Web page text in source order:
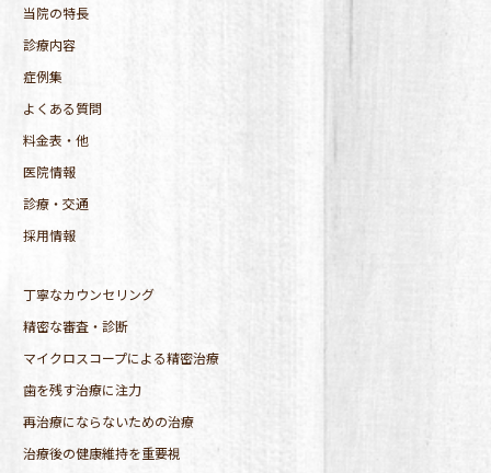
当院の特長
診療内容
症例集
よくある質問
料金表・他
医院情報
診療・交通
採用情報
丁寧なカウンセリング
精密な審査・診断
マイクロスコープによる精密治療
歯を残す治療に注力
再治療にならないための治療
治療後の健康維持を重要視